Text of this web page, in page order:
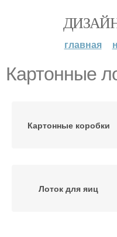
главная
Картонные
Картонные коробки
Лоток для яиц